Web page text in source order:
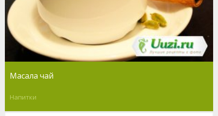
Масала чай
Напитки